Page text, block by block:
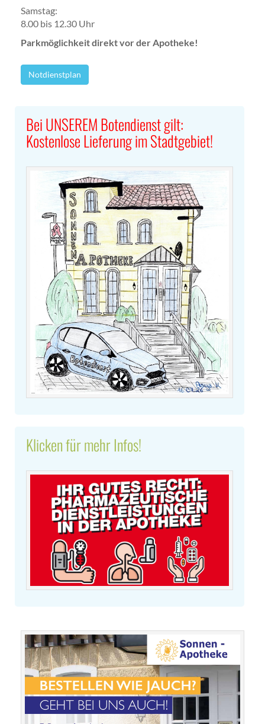
Samstag:
8.00 bis 12.30 Uhr
Parkmöglichkeit direkt vor der Apotheke!
Notdienstplan
Bei UNSEREM Botendienst gilt:
Kostenlose Lieferung im Stadtgebiet!
Klicken für mehr Infos!